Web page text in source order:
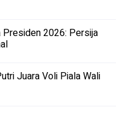
Presiden 2026: Persija
Juara Voli Piala Wali